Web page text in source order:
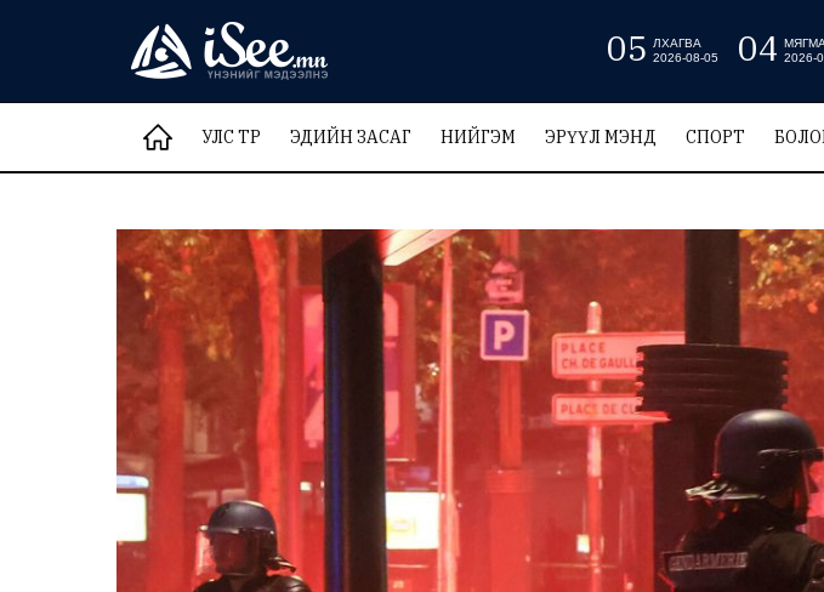
05
ЛХАГВА
2026-08-05
04 2026-
УЛС ТӨР ЭДИЙН ЗАСАГ НИЙГЭМ ЭРҮҮЛ МЭНД СПОРТ